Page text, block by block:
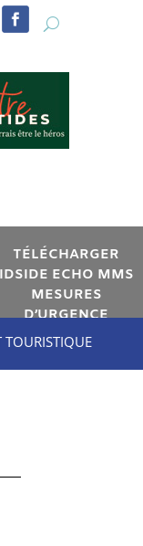
TÉLÉCHARGER
IDSIDE ECHO MMS
MESURES
D’URGENCE
TOURISTIQUE